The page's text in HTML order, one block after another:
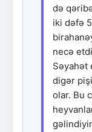
də
iki dəfə
necə
Səyahət
digər
olar. Bu